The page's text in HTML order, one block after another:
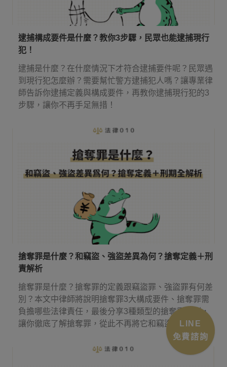
逮捕構成要件是什麼？教你3步驟，民眾也能逮捕現行
犯！
逮捕是什麼？在什麼情況下才符合逮捕要件呢？民眾遇
到現行犯怎麼辦？需要幫忙警方逮捕犯人嗎？讓專業律
師告訴你逮捕定義與構成要件，再教你逮捕現行犯的3
步驟，讓你不再手足無措！
搶奪罪是什麼？和竊盜、強盜差異為何？搶奪定義＋刑
責解析
搶奪罪是什麼？搶奪罪的定義跟竊盜罪、強盜罪有何差
別？本文中律師將說明搶奪罪3大構成要件、搶奪罪需
負擔哪些法律責任，最後分享3種類型的搶奪罪案例，
讓你徹底了解搶奪罪，從此不再將它和竊盜、強盜搞
LINE
免費諮詢